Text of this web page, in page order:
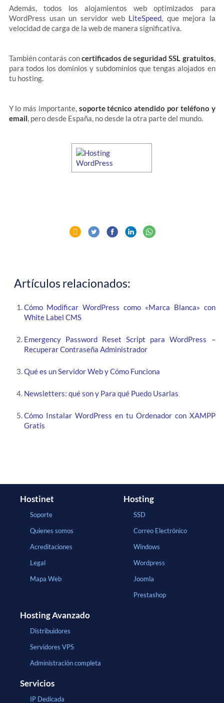
Además, todos los alojamientos web optimizados para
WordPress usan un servidor web LiteSpeed, que mejora la
velocidad de carga de la web de manera significativa.
También contarás concertificados de seguridad SSL gratuitos,
para todos los dominios y subdominios que tengas alojados en
tu hosting.
Y lo más importante, soporte técnico atendido por teléfono y
email, pero desde España, no desde la otra parte del mundo.
Artículos relacionados:
Cómo Modificar WordPress como «Marca Blanca» con
White Label CMS
Emergency Password Reset Script para WordPress –
Recuperar Contraseña Administrador
Qué es un Servidor Web y Cómo Funciona
Newsletters: qué son y Para qué Puedo Usarlas
Cómo Instalar WordPress en tu Ordenador con XAMPP
Gratis
Hostinet
Soporte
Quienes somos
Acreditaciones
Legal
Mapa Web
Hosting
SSD
Correo Electrónico
Windows
Wordpress
Joomla
Prestashop
Hosting Avanzado
Distribuidores
Servidores VPS
Administración completa
Servicios
IP Dedicada